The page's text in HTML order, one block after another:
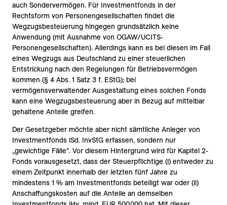
auch Sondervermögen. Für Investmentfonds in der
Rechtsform von Personengesellschaften findet die
Wegzugsbesteuerung hingegen grundsätzlich keine
Anwendung (mit Ausnahme von OGAW/UCITS-
Personengesellschaften). Allerdings kann es bei diesen im Fall
eines Wegzugs aus Deutschland zu einer steuerlichen
Entstrickung nach den Regelungen für Betriebsvermögen
kommen (§ 4 Abs. 1 Satz 3 f. EStG); bei
vermögensverwaltender Ausgestaltung eines solchen Fonds
kann eine Wegzugsbesteuerung aber in Bezug auf mittelbar
gehaltene Anteile greifen.
Der Gesetzgeber möchte aber nicht sämtliche Anleger von
Investmentfonds iSd. InvStG erfassen, sondern nur
„gewichtige Fälle“. Vor diesem Hintergrund wird für Kapitel 2-
Fonds vorausgesetzt, dass der Steuerpflichtige (i) entweder zu
einem Zeitpunkt innerhalb der letzten fünf Jahre zu
mindestens 1 % am Investmentfonds beteiligt war oder (ii)
Anschaffungskosten auf die Anteile an demselben